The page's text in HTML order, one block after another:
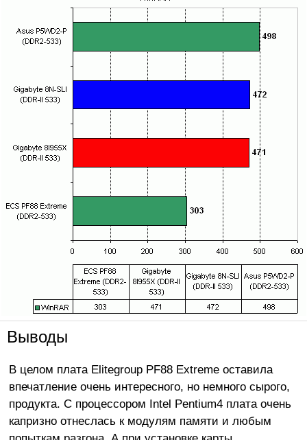
Выводы
В целом плата Elitegroup PF88 Extreme оставила
впечатление очень интересного, но немного сырого,
продукта. С процессором Intel Pentium4 плата очень
капризно отнеслась к модулям памяти и любым